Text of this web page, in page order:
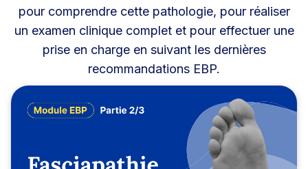
pour comprendre cette pathologie, pour réaliser
un examen clinique complet et pour effectuer une
prise en charge en suivant les dernières
recommandations EBP.